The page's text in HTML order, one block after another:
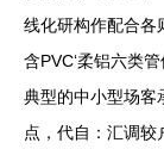
线化研构作配合
含PVC‘柔铝六类
典型的中小型场客
点，代自：汇调